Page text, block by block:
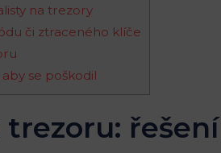
na trezory
či ztraceného klíče
se poškodil